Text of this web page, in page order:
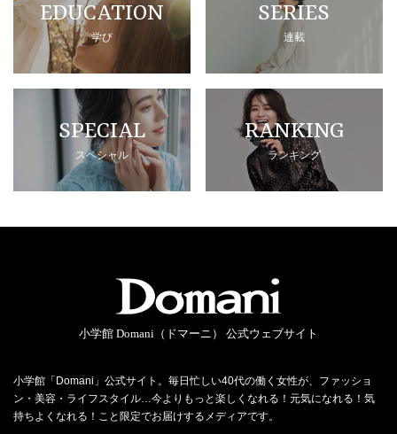
EDUCATION
学び
SERIES
連載
SPECIAL
スペシャル
RANKING
ランキング
小学館 Domani（ドマーニ） 公式ウェブサイト
小学館「Domani」公式サイト。毎日忙しい40代の働く女性が、ファッショ
ン・美容・ライフスタイル…今よりもっと楽しくなれる！元気になれる！気
持ちよくなれる！こと限定でお届けするメディアです。